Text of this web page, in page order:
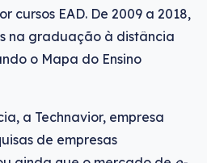
cursos EAD. De 2009 a 2018,
na graduação à distância
o Mapa do Ensino
a Technavior, empresa
de empresas